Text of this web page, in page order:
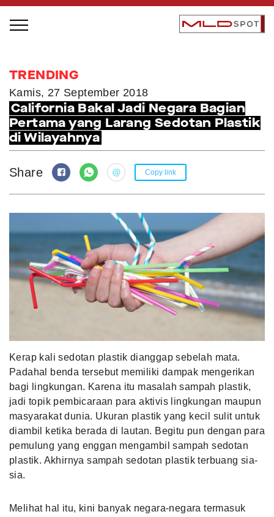
LOCAL GREATNESS
INSPIRING PEOPLE
INSPIRING PRODUCTS
INSPIRING PLACES
INSPIRING COMMUNITIES
TRENDING
MLDPODCAST
VIDEOS
MLDPOINTS
TRENDING
Kamis, 27 September 2018
California Bakal Jadi Negara Bagian
Pertama yang Larang Sedotan Plastik
di Wilayahnya
Share Copy link
Kerap kali sedotan plastik dianggap sebelah mata.
Padahal benda tersebut memiliki dampak mengerikan
bagi lingkungan. Karena itu masalah sampah plastik,
jadi topik pembicaraan para aktivis lingkungan maupun
masyarakat dunia. Ukuran plastik yang kecil sulit untuk
diambil ketika berada di lautan. Begitu pun dengan para
pemulung yang enggan mengambil sampah sedotan
plastik. Akhirnya sampah sedotan plastik terbuang sia-
sia.
Melihat hal itu, kini banyak negara-negara termasuk